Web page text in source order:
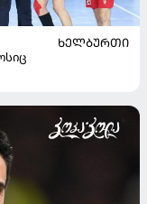
ᲮᲔᲚᲑᲣᲠᲗᲘ